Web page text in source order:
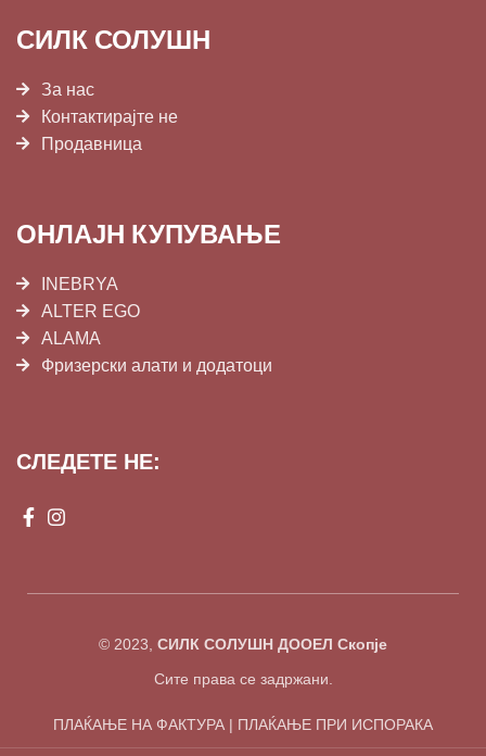
СИЛК СОЛУШН
За нас
Контактирајте не
Продавница
ОНЛАЈН КУПУВАЊЕ
INEBRYA
ALTER EGO
ALAMA
Фризерски алати и додатоци
СЛЕДЕТЕ НЕ:
© 2023, СИЛК СОЛУШН ДООЕЛ Скопје
Сите права се задржани.
ПЛАЌАЊЕ НА ФАКТУРА | ПЛАЌАЊЕ ПРИ ИСПОРАКА